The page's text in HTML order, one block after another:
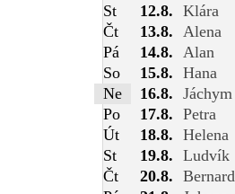
St
12.8. Klára
Čt
13.8.
Alena
Pá
14.8.
Alan
So
15.8. Hana
Ne
16.8. Jáchym
Po
17.8. Petra
Út
18.8. Helena
St
19.8. Ludvík
Čt
20.8. Bernard